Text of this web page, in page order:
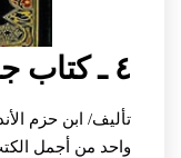
٤ ـ كتاب جمهرة أنساب العرب
تأليف/ ابن حزم
واحد من أجمل